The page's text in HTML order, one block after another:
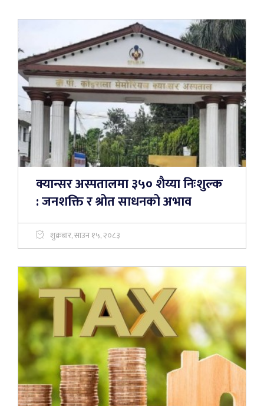
क्यान्सर अस्पतालमा ३५० शैय्या निःशुल्क
: जनशक्ति र श्रोत साधनको अभाव
शुक्रबार, साउन १५, २०८३